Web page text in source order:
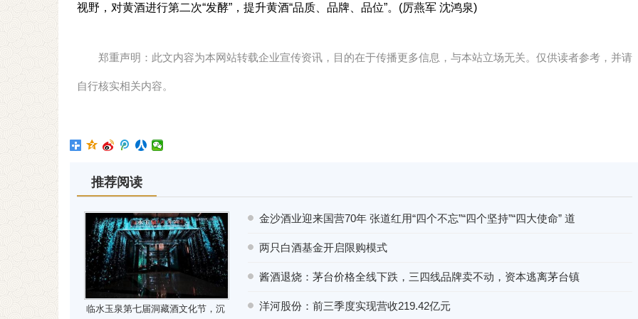
视野，对黄酒进行第二次“发酵”，提升黄酒“品质、品牌、品位”。(厉燕军 沈鸿泉)
郑重声明：此文内容为本网站转载企业宣传资讯，目的在于传播更多信息，与本站立场无关。仅供读者参考，并请
自行核实相关内容。
推荐阅读
临水玉泉第七届洞藏酒文化节，沉
金沙酒业迎来国营70年 张道红用“四个不忘”“四个坚持”“四大使命” 道
两只白酒基金开启限购模式
酱酒退烧：茅台价格全线下跌，三四线品牌卖不动，资本逃离茅台镇
洋河股份：前三季度实现营收219.42亿元